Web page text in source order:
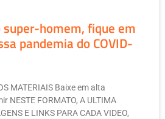
super-homem, fique em
pandemia do COVID-
MATERIAIS Baixe em alta
NESTE FORMATO, A ULTIMA
E LINKS PARA CADA VIDEO,